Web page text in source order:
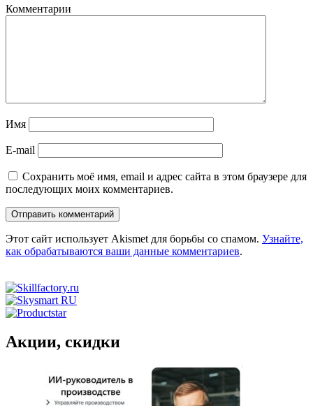
Комментарии
Имя
E-mail
Сохранить моё имя, email и адрес сайта в этом браузере для
последующих моих комментариев.
Этот сайт использует Akismet для борьбы со спамом. Узнайте,
как обрабатываются ваши данные комментариев.
Акции, скидки